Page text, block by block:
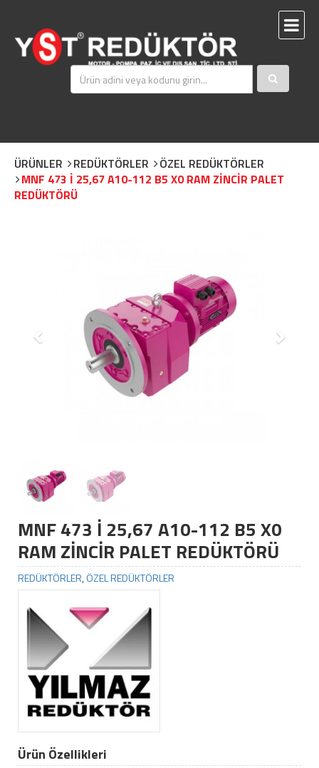
ÜRÜNLER REDÜKTÖRLER
ÖZEL REDÜKTÖRLER
MNF 473 İ 25,67 A10-112 B5 X0 RAM ZİNCİR PALET
REDÜKTÖRÜ
MNF 473 İ 25,67 A10-112 B5 X0
RAM ZİNCİR PALET REDÜKTÖRÜ
REDÜKTÖRLER,ÖZEL REDÜKTÖRLER
Ürün Özellikleri